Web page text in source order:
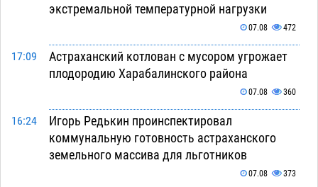
экстремальной температурной нагрузки
07.08 472
17:09
Астраханский котлован с мусором угрожает
плодородию Харабалинского района
07.08 360
16:24
Игорь Редькин проинспектировал
коммунальную готовность астраханского
земельного массива для льготников
07.08 373